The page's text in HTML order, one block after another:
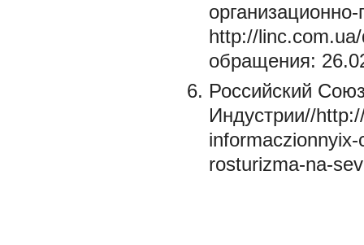
http://
обращения:
Российский
Индустрии//
rosturizma-na-